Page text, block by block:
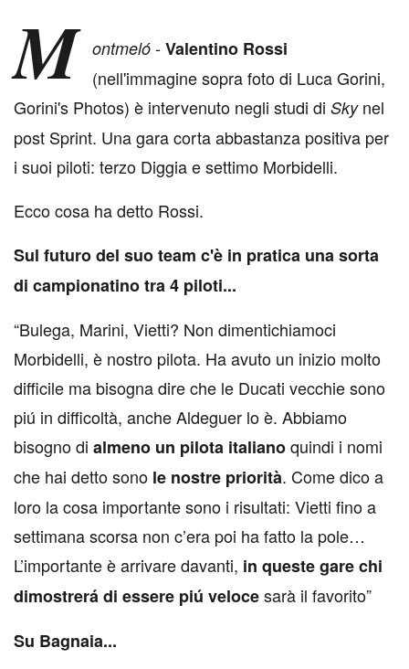
M ontmeló -Valentino Rossi
(nell'immagine sopra foto di Luca Gorini,
Gorini's Photos) è intervenuto negli studi di Skynel
post Sprint. Una gara corta abbastanza positiva per
i suoi piloti: terzo Diggia e settimo Morbidelli.
Ecco cosa ha detto Rossi.
Sul futuro del suo team c'è in pratica una sorta
di campionatino tra 4 piloti...
“Bulega, Marini, Vietti? Non dimentichiamoci
Morbidelli, è nostro pilota. Ha avuto un inizio molto
difficile ma bisogna dire che le Ducati vecchie sono
piú in difficoltà, anche Aldeguer lo è. Abbiamo
bisogno di almeno un pilota italianoquindi i nomi
che hai detto sono le nostre priorità. Come dico a
loro la cosa importante sono i risultati: Vietti fino a
settimana scorsa non c’era poi ha fatto la pole…
L’importante è arrivare davanti, in queste gare chi
dimostrerá di essere piú velocesarà il favorito”
Su Bagnaia...